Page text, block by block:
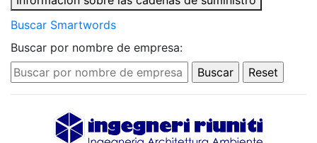
Buscar Smartwords
Buscar por nombre de empresa: